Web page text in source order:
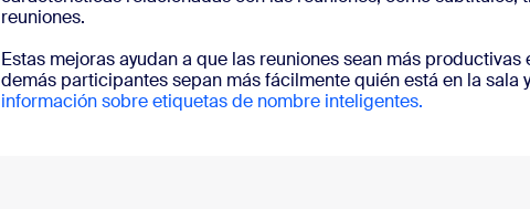
reuniones.
Estas mejoras ayudan a que las reuniones sean más
demás participantes sepan más fácilmente quién está en la sala
información sobre etiquetas de nombre inteligentes.